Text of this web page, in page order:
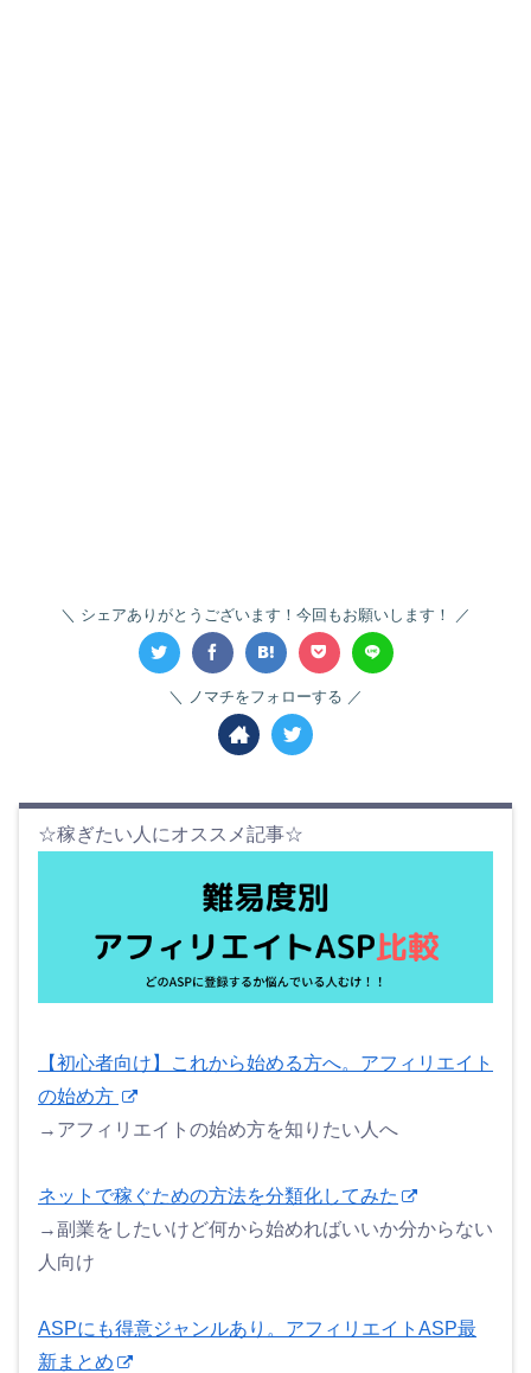
シェアありがとうございます！今回もお願いします！
ノマチをフォローする
☆稼ぎたい人にオススメ記事☆
【初心者向け】これから始める方へ。アフィリエイト
の始め方
→アフィリエイトの始め方を知りたい人へ
ネットで稼ぐための方法を分類化してみた
→副業をしたいけど何から始めればいいか分からない
人向け
ASPにも得意ジャンルあり。アフィリエイトASP最
新まとめ